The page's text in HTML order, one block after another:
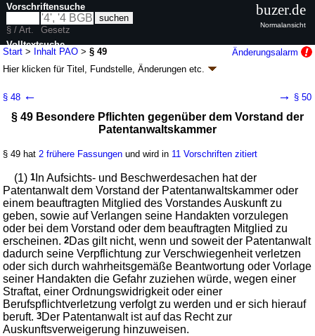
Start > Inhalt PAO >§ 49
Änderungsalarm
Hier klicken fürTitel, Fundstelle, Änderungen etc.
29.06.2026BGBl. 2026 I Nr. 197
Geltung ab 01.01.1967; FNA: 424-5-1Gemeinsame Rechtsvorschriften
Dritter Teil Rechte und Pflichten des Patentanwalts und
berufliche Zusammenarbeit der Patentanwälte
Erster Abschnitt Allgemeines
§ 48 ← → § 50
§ 49 Besondere Pflichten gegenüber dem Vorstand der
Patentanwaltskammer
§ 49 hat 2 frühere Fassungen und wird in 11 Vorschriften zitiert
(1)1 In Aufsichts- und Beschwerdesachen hat der
Patentanwalt dem Vorstand der Patentanwaltskammer oder
einem beauftragten Mitglied des Vorstandes Auskunft zu
geben, sowie auf Verlangen seine Handakten vorzulegen
oder bei dem Vorstand oder dem beauftragten Mitglied zu
erscheinen.2Das gilt nicht, wenn und soweit der Patentanwalt
dadurch seine Verpflichtung zur Verschwiegenheit verletzen
oder sich durch wahrheitsgemäße Beantwortung oder Vorlage
seiner Handakten die Gefahr zuziehen würde, wegen einer
Straftat, einer Ordnungswidrigkeit oder einer
Berufspflichtverletzung verfolgt zu werden und er sich hierauf
beruft.3Der Patentanwalt ist auf das Recht zur
Auskunftsverweigerung hinzuweisen.
Vorschriftensuche
§ / Art.
Gesetz
Volltextsuche
nur in PAO
buzer.de
Normalansicht